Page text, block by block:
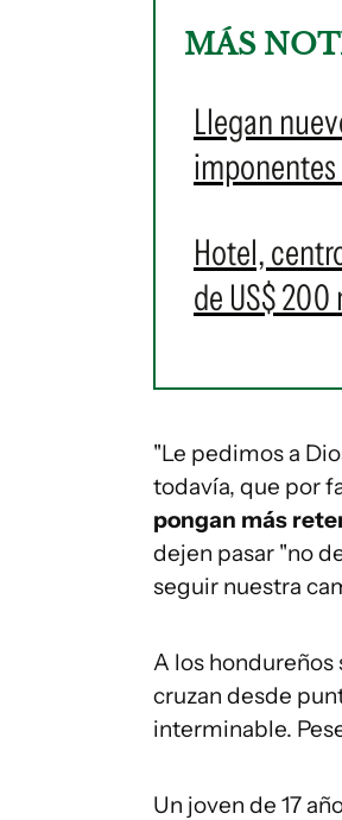
MÁS
Llegan
imponentes
Hotel,
de US$
"Le pedimos a
todavía, que por
pongan más
dejen pasar "no
seguir nuestra
A los hondureños
cruzan desde
interminable.
Un joven de 17